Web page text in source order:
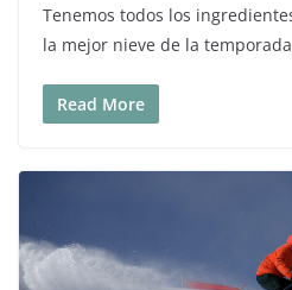
Tenemos todos los
la mejor nieve de la
Read More